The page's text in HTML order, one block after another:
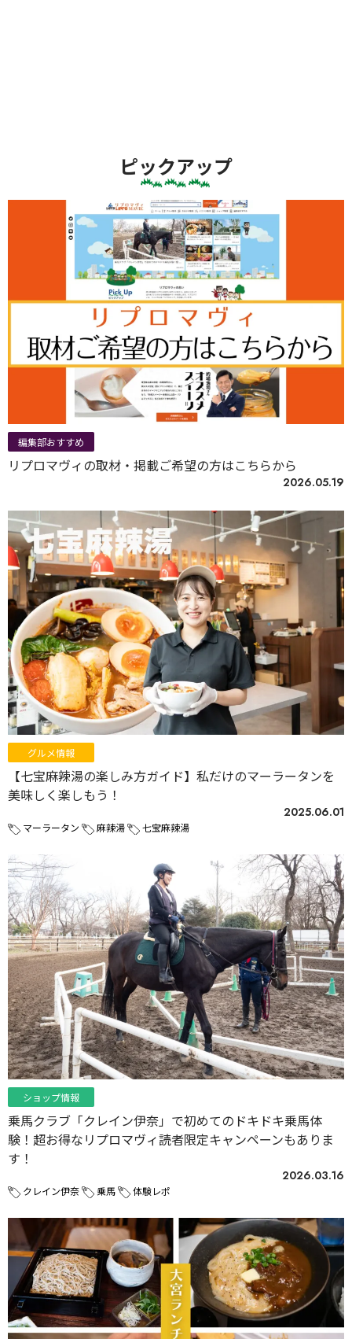
ピックアップ
編集部おすすめ
リプロマヴィの取材・掲載ご希望の方はこちらから
2026.05.19
グルメ情報
【七宝麻辣湯の楽しみ方ガイド】私だけのマーラータンを
美味しく楽しもう！
2025.06.01
マーラータン 麻辣湯 七宝麻辣湯
ショップ情報
乗馬クラブ「クレイン伊奈」で初めてのドキドキ乗馬体
験！超お得なリプロマヴィ読者限定キャンペーンもありま
す！
2026.03.16
クレイン伊奈 乗馬 体験レポ